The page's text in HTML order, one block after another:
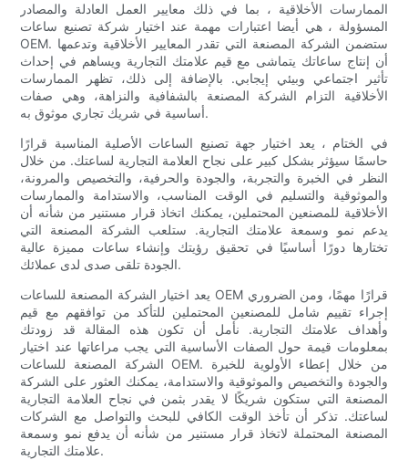
الممارسات الأخلاقية ، بما في ذلك معايير العمل العادلة والمصادر
المسؤولة ، هي أيضا اعتبارات مهمة عند اختيار شركة تصنيع ساعات
OEM. ستضمن الشركة المصنعة التي تقدر المعايير الأخلاقية وتدعمها
أن إنتاج ساعاتك يتماشى مع قيم علامتك التجارية ويساهم في إحداث
تأثير اجتماعي وبيئي إيجابي. بالإضافة إلى ذلك، تظهر الممارسات
الأخلاقية التزام الشركة المصنعة بالشفافية والنزاهة، وهي صفات
أساسية في شريك تجاري موثوق به.
في الختام ، يعد اختيار جهة تصنيع الساعات الأصلية المناسبة قرارًا
حاسمًا سيؤثر بشكل كبير على نجاح العلامة التجارية لساعتك. من خلال
النظر في الخبرة والتجربة، والجودة والحرفية، والتخصيص والمرونة،
والموثوقية والتسليم في الوقت المناسب، والاستدامة والممارسات
الأخلاقية للمصنعين المحتملين، يمكنك اتخاذ قرار مستنير من شأنه أن
يدعم نمو وسمعة علامتك التجارية. ستلعب الشركة المصنعة التي
تختارها دورًا أساسيًا في تحقيق رؤيتك وإنشاء ساعات مميزة عالية
الجودة تلقى صدى لدى عملائك.
يعد اختيار الشركة المصنعة للساعات OEM قرارًا مهمًا، ومن الضروري
إجراء تقييم شامل للمصنعين المحتملين للتأكد من توافقهم مع قيم
وأهداف علامتك التجارية. نأمل أن تكون هذه المقالة قد زودتك
بمعلومات قيمة حول الصفات الأساسية التي يجب مراعاتها عند اختيار
الشركة المصنعة للساعات OEM. من خلال إعطاء الأولوية للخبرة
والجودة والتخصيص والموثوقية والاستدامة، يمكنك العثور على الشركة
المصنعة التي ستكون شريكًا لا يقدر بثمن في نجاح العلامة التجارية
لساعتك. تذكر أن تأخذ الوقت الكافي للبحث والتواصل مع الشركات
المصنعة المحتملة لاتخاذ قرار مستنير من شأنه أن يدفع نمو وسمعة
علامتك التجارية.